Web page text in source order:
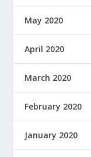
May 2020
April 2020
March 2020
February 2020
January 2020